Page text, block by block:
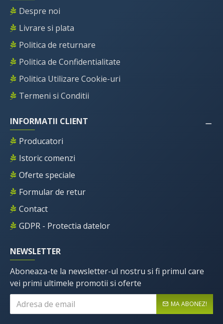
Despre noi
Livrare si plata
Politica de returnare
Politica de Confidentialitate
Politica Utilizare Cookie-uri
Termeni si Conditii
INFORMATII CLIENT
Producatori
Istoric comenzi
Oferte speciale
Formular de retur
Contact
GDPR - Protectia datelor
NEWSLETTER
Aboneaza-te la newsletter-ul nostru si fi primul care
vei primi ultimele promotii si oferte
MA ABONEZ!